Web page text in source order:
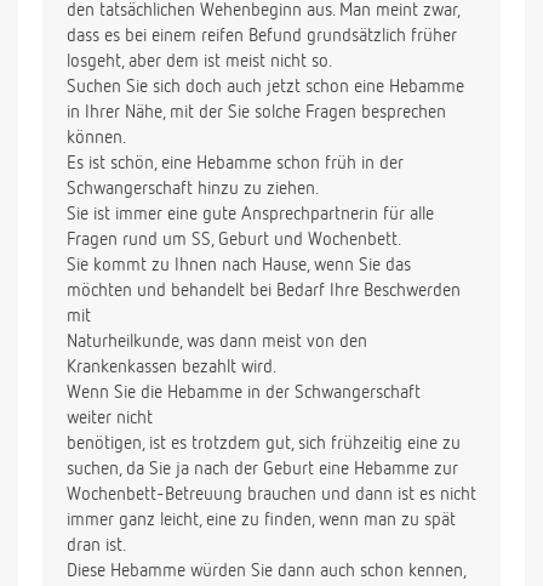
den tatsächlichen Wehenbeginn aus. Man meint zwar,
dass es bei einem reifen Befund grundsätzlich früher
losgeht, aber dem ist meist nicht so.
Suchen Sie sich doch auch jetzt schon eine Hebamme
in Ihrer Nähe, mit der Sie solche Fragen besprechen
können.
Es ist schön, eine Hebamme schon früh in der
Schwangerschaft hinzu zu ziehen.
Sie ist immer eine gute Ansprechpartnerin für alle
Fragen rund um SS, Geburt und Wochenbett.
Sie kommt zu Ihnen nach Hause, wenn Sie das
möchten und behandelt bei Bedarf Ihre Beschwerden
mit
Naturheilkunde, was dann meist von den
Krankenkassen bezahlt wird.
Wenn Sie die Hebamme in der Schwangerschaft
weiter nicht
benötigen, ist es trotzdem gut, sich frühzeitig eine zu
suchen, da Sie ja nach der Geburt eine Hebamme zur
Wochenbett-Betreuung brauchen und dann ist es nicht
immer ganz leicht, eine zu finden, wenn man zu spät
dran ist.
Diese Hebamme würden Sie dann auch schon kennen,